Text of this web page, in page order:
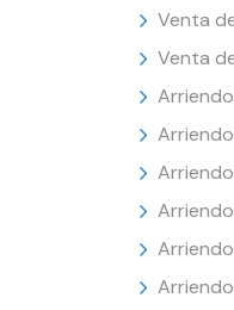
Venta
Venta